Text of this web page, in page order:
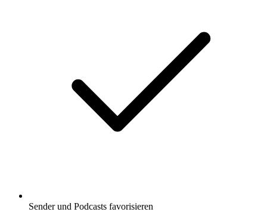
Sender und Podcasts favorisieren